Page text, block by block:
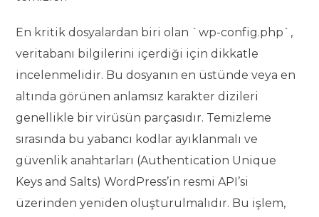
En kritik dosyalardan biri olan `wp-config.php`,
veritabanı bilgilerini içerdiği için dikkatle
incelenmelidir. Bu dosyanın en üstünde veya en
altında görünen anlamsız karakter dizileri
genellikle bir virüsün parçasıdır. Temizleme
sırasında bu yabancı kodlar ayıklanmalı ve
güvenlik anahtarları (Authentication Unique
Keys and Salts) WordPress’in resmi API’si
üzerinden yeniden oluşturulmalıdır. Bu işlem,